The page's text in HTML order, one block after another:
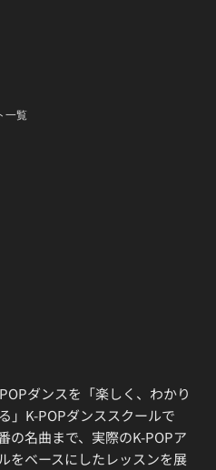
ダンスを「楽しく、わかり
」K-POPダンススクールで
の名曲まで、実際のK-POPア
をベースにしたレッスンを展
一覧